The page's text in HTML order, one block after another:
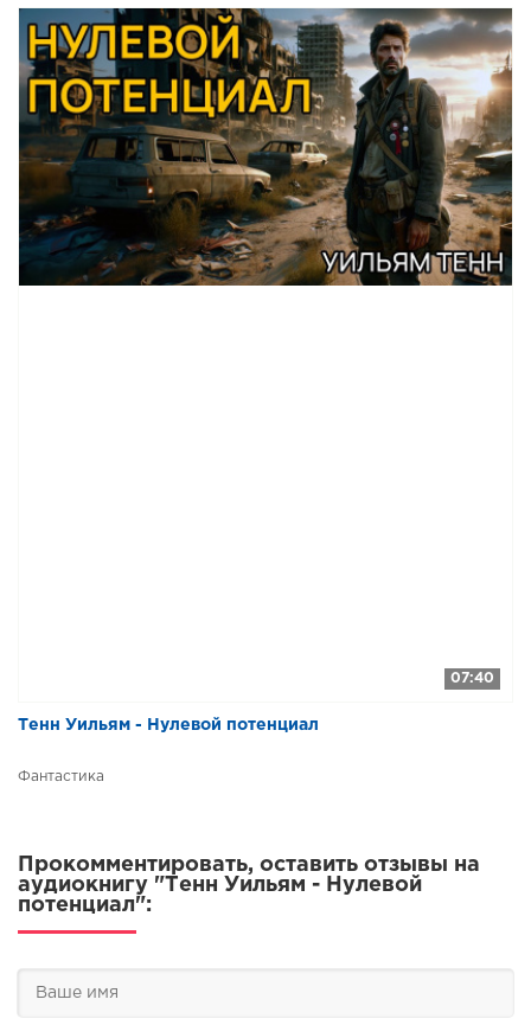
07:40
Тенн Уильям - Нулевой потенциал
Фантастика
Прокомментировать, оставить отзывы на
аудиокнигу "Тенн Уильям - Нулевой
потенциал":